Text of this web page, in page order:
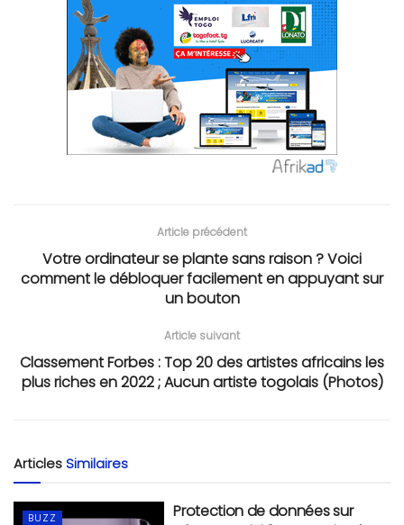
Article précédent
Votre ordinateur se plante sans raison ? Voici
comment le débloquer facilement en appuyant sur
un bouton
Article suivant
Classement Forbes : Top 20 des artistes africains les
plus riches en 2022 ; Aucun artiste togolais (Photos)
ArticlesSimilaires
BUZZ
Protection de données sur